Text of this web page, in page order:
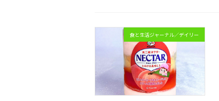
食と生活ジャーナル／デイリー